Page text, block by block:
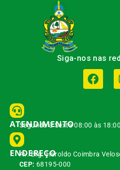
Siga-nos nas
ATENDIMENTO
Segunda à Sexta 08:00 às 18:00
ENDEREÇO
Av. Brg. Haroldo Coimbra
CEP: 68195-000